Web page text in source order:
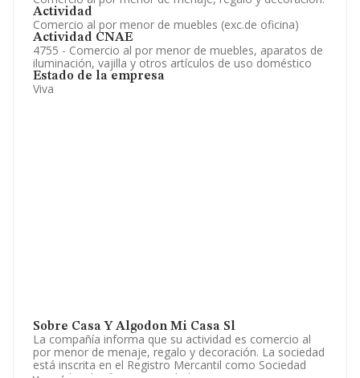
Actividad
Comercio al por menor de muebles (exc.de oficina)
Actividad CNAE
4755 - Comercio al por menor de muebles, aparatos de
iluminación, vajilla y otros artículos de uso doméstico
Estado de la empresa
Viva
Sobre Casa Y Algodon Mi Casa Sl
La compañía informa que su actividad es comercio al
por menor de menaje, regalo y decoración. La sociedad
está inscrita en el Registro Mercantil como Sociedad